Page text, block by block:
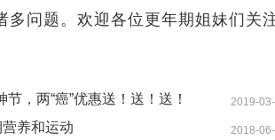
多问题。欢迎各位更年期姐妹们关
节，两“癌”优惠送！送！送！ 2019-
养和运动 2018-